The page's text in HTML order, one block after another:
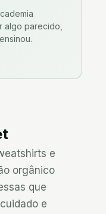
e
orgânico
que
e
algo parecido,